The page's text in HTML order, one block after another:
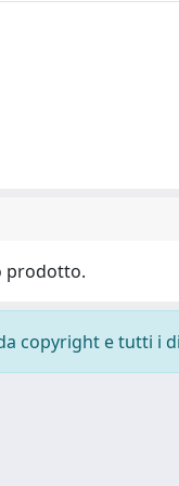
prodotto.
copyright e tutti i